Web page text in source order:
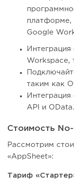
платформе,
Google
Workspace,
таким как
Интеграция
API и OData.
Стоимость
Рассмотрим
«AppSheet»:
Тариф